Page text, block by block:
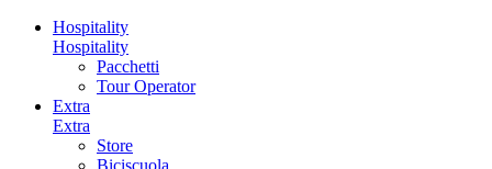
Hospitality
Hospitality
Pacchetti
Tour Operator
Extra
Extra
Store
Biciscuola